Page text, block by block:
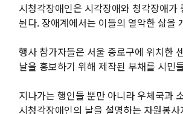
시청각장애인은 시각장애와 청각장애
뉜다. 장애계에서는 이들의 열악한 삶을
행사 참가자들은 서울 종로구에 위치한
날을 홍보하기 위해 제작된 부채를 시민
지나가는 행인들 뿐만 아니라 우체국과
시청각장애인의 날을 설명하는 자원봉